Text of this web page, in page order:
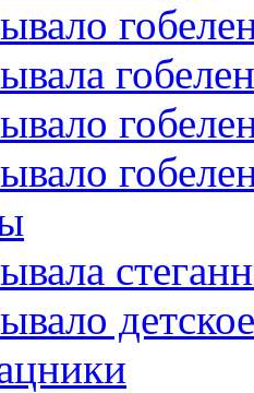
гобелен